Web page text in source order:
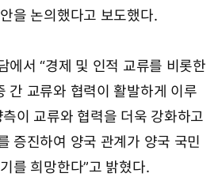
을 논의했다고 보도했다.
에서 “경제 및 인적 교류를 비롯한
간 교류와 협력이 활발하게 이루
측이 교류와 협력을 더욱 강화하고
증진하여 양국 관계가 양국 국민
를 희망한다”고 밝혔다.